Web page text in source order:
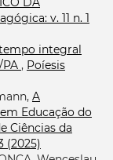
v. 11 n. 1
integral
, Poíesis
A
Educação do
Ciências da
(2025)